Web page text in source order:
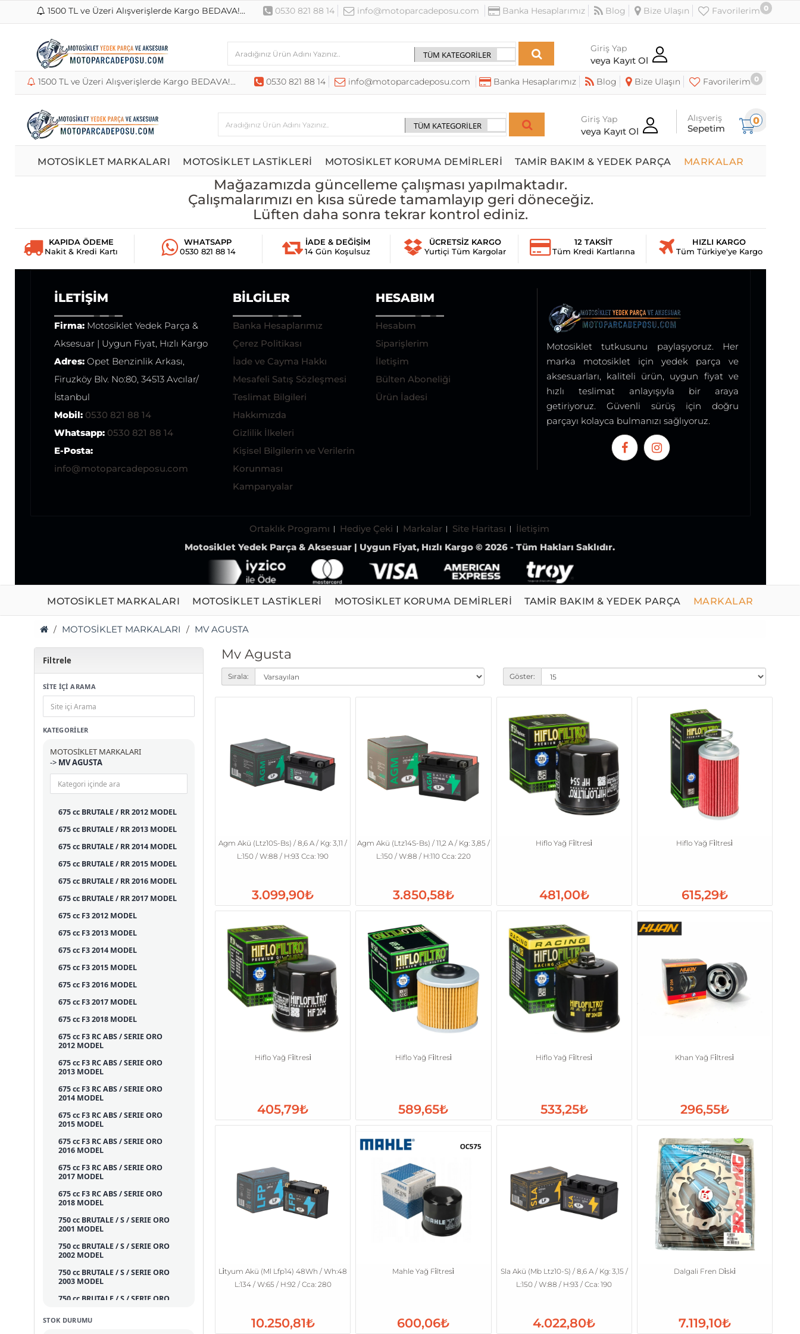
1500 TL ve Üzeri Alışverişlerde Kargo BEDAVA!... 0530 821 88 14 info@motoparcadeposu.com Banka Hesaplarımız Blog Bize Ulaşın Favorilerim 0
Giriş Yap
veya Kayıt Ol
1500 TL ve Üzeri Alışverişlerde Kargo BEDAVA!... 0530 821 88 14 info@motoparcadeposu.com Banka Hesaplarımız Blog Bize Ulaşın Favorilerim 0
Giriş Yap
veya Kayıt Ol
0
Alışveriş
Sepetim
MOTOSİKLET MARKALARI MOTOSİKLET LASTİKLERİ MOTOSİKLET KORUMA DEMİRLERİ TAMİR BAKIM & YEDEK PARÇA MARKALAR
Mağazamızda güncelleme çalışması yapılmaktadır.
Çalışmalarımızı en kısa sürede tamamlayıp geri döneceğiz.
Lüften daha sonra tekrar kontrol ediniz.
KAPIDA ÖDEME
Nakit & Kredi Kartı
WHATSAPP
0530 821 88 14
İADE & DEĞİŞİM
14 Gün Koşulsuz
ÜCRETSİZ KARGO
Yurtiçi Tüm Kargolar
12 TAKSİT
Tüm Kredi Kartlarına
HIZLI KARGO
Tüm Türkiye'ye Kargo
İLETIŞIM
Firma: Motosiklet Yedek Parça &
Aksesuar | Uygun Fiyat, Hızlı Kargo
Adres: Opet Benzinlik Arkası,
Firuzköy Blv. No:80, 34513 Avcılar/
İstanbul
Mobil: 0530 821 88 14
Whatsapp: 0530 821 88 14
E-Posta:
info@motoparcadeposu.com
BILGILER
Banka Hesaplarımız
Çerez Politikası
İade ve Cayma Hakkı
Mesafeli Satış Sözleşmesi
Teslimat Bilgileri
Hakkımızda
Gizlilik İlkeleri
Kişisel Bilgilerin ve Verilerin
Korunması
Kampanyalar
HESABIM
Hesabım
Siparişlerim
İletişim
Bülten Aboneliği
Ürün İadesi
Motosiklet tutkusunu paylaşıyoruz. Her
marka motosiklet için yedek parça ve
aksesuarları, kaliteli ürün, uygun fiyat ve
hızlı teslimat anlayışıyla bir araya
getiriyoruz. Güvenli sürüş için doğru
parçayı kolayca bulmanızı sağlıyoruz.
Ortaklık Programı Hediye Çeki Markalar Site Haritası
İletişim
Motosiklet Yedek Parça & Aksesuar | Uygun Fiyat, Hızlı Kargo © 2026 - Tüm Hakları Saklıdır.
MOTOSİKLET MARKALARI MOTOSİKLET LASTİKLERİ MOTOSİKLET KORUMA DEMİRLERİ TAMİR BAKIM & YEDEK PARÇA MARKALAR
MOTOSİKLET MARKALARI MV AGUSTA
Filtrele
SİTE İÇİ ARAMA
KATEGORILER
MOTOSİKLET MARKALARI
-> MV AGUSTA
675 cc BRUTALE / RR 2012 MODEL
675 cc BRUTALE / RR 2013 MODEL
675 cc BRUTALE / RR 2014 MODEL
675 cc BRUTALE / RR 2015 MODEL
675 cc BRUTALE / RR 2016 MODEL
675 cc BRUTALE / RR 2017 MODEL
675 cc F3 2012 MODEL
675 cc F3 2013 MODEL
675 cc F3 2014 MODEL
675 cc F3 2015 MODEL
675 cc F3 2016 MODEL
675 cc F3 2017 MODEL
675 cc F3 2018 MODEL
675 cc F3 RC ABS / SERIE ORO
2012 MODEL
675 cc F3 RC ABS / SERIE ORO
2013 MODEL
675 cc F3 RC ABS / SERIE ORO
2014 MODEL
675 cc F3 RC ABS / SERIE ORO
2015 MODEL
675 cc F3 RC ABS / SERIE ORO
2016 MODEL
675 cc F3 RC ABS / SERIE ORO
2017 MODEL
675 cc F3 RC ABS / SERIE ORO
2018 MODEL
750 cc BRUTALE / S / SERIE ORO
2001 MODEL
750 cc BRUTALE / S / SERIE ORO
2002 MODEL
750 cc BRUTALE / S / SERIE ORO
2003 MODEL
750 cc BRUTALE / S / SERIE ORO
750 cc BRUTALE / S / SERIE ORO
STOK DURUMU
Mv Agusta
Sırala: Göster:
Agm Akü (Ltz10S-Bs) / 8,6 A / Kg: 3,11 /
L:150 / W:88 / H:93 Cca: 190
3.099,90₺
Agm Akü (Ltz14S-Bs) / 11,2 A / Kg: 3,85 /
L:150 / W:88 / H:110 Cca: 220
3.850,58₺
Hiflo Yağ Fi̇ltresi̇
481,00₺
Hiflo Yağ Fi̇ltresi̇
615,29₺
Hiflo Yağ Fi̇ltresi̇
405,79₺
Hiflo Yağ Fi̇ltresi̇
589,65₺
Hiflo Yağ Fi̇ltresi̇
533,25₺
Khan Yağ Fi̇ltresi̇
296,55₺
Li̇tyum Akü (Ml Lfp14) 48Wh / Wh:48
L:134 / W:65 / H:92 / Cca: 280
10.250,81₺
Mahle Yağ Fi̇ltresi̇
600,06₺
Sla Akü (Mb Ltz10-S) / 8,6 A / Kg: 3,15 /
L:150 / W:88 / H:93 / Cca: 190
4.022,80₺
Dalgali Fren Di̇ski̇
7.119,10₺